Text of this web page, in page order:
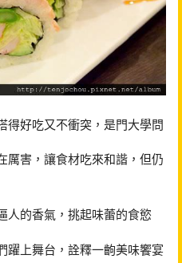
得好吃又不衝突，是門大學問
厲害，讓食材吃來和諧，但仍
人的香氣，挑起味蕾的食慾
躍上舞台，詮釋一齣美味饗宴